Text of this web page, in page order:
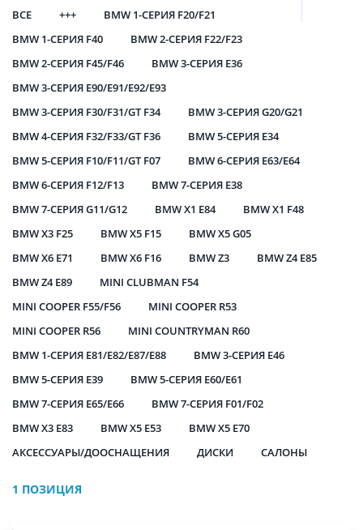
ВСЕ +++
BMW 1-СЕРИЯ F20/F21
BMW 1-СЕРИЯ F40
BMW 2-СЕРИЯ F22/F23
BMW 2-СЕРИЯ F45/F46
BMW 3-СЕРИЯ E36
BMW 3-СЕРИЯ E90/E91/E92/E93
BMW 3-СЕРИЯ F30/F31/GT F34
BMW 3-СЕРИЯ G20/G21
BMW 4-СЕРИЯ F32/F33/GT F36
BMW 5-СЕРИЯ E34
BMW 5-СЕРИЯ F10/F11/GT F07
BMW 6-СЕРИЯ E63/E64
BMW 6-СЕРИЯ F12/F13
BMW 7-СЕРИЯ E38
BMW 7-СЕРИЯ G11/G12
BMW X1 E84
BMW X1 F48
BMW X3 F25
BMW X5 F15
BMW X5 G05
BMW X6 E71
BMW X6 F16 BMW Z3
BMW Z4 E85
BMW Z4 E89
MINI CLUBMAN F54
MINI COOPER F55/F56
MINI COOPER R53
MINI COOPER R56
MINI COUNTRYMAN R60
BMW 1-СЕРИЯ E81/E82/E87/E88
BMW 3-СЕРИЯ E46
BMW 5-СЕРИЯ E39
BMW 5-СЕРИЯ E60/E61
BMW 7-СЕРИЯ E65/E66
BMW 7-СЕРИЯ F01/F02
BMW X3 E83
BMW X5 E53
BMW X5 E70
АКСЕССУАРЫ/ДООСНАЩЕНИЯ
ДИСКИ САЛОНЫ
1 ПОЗИЦИЯ